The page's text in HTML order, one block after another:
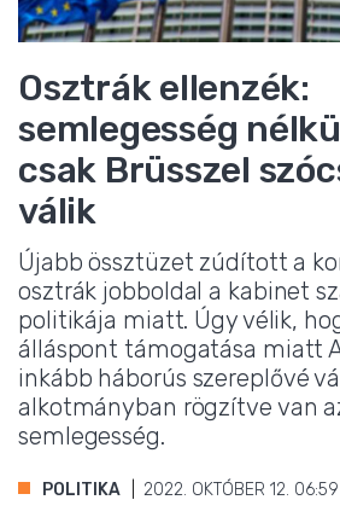
Osztrák ellenzék:
semlegesség
csak Brüsszel
válik
Újabb össztüzet zúdított a
osztrák jobboldal a kabinet
politikája miatt. Úgy vélik,
álláspont támogatása miatt
inkább háborús szereplővé
alkotmányban rögzítve van
semlegesség.
POLITIKA 2022. OKTÓBER 12. 06:59